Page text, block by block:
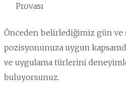
Provası
Önceden belirlediğimiz gün ve
pozisyonunuza uygun
ve uygulama türlerini
buluyorsunuz.